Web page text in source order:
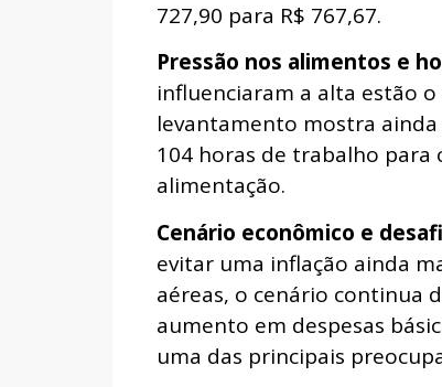
727,90 para R$ 767,67.
Pressão nos alimentos e
influenciaram a alta estão
levantamento mostra
104 horas de trabalho para
alimentação.
Cenário econômico e
evitar uma inflação ainda
aéreas, o cenário continua
aumento em despesas
uma das principais